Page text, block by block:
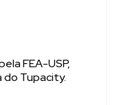
FEA-USP,
do Tupacity.